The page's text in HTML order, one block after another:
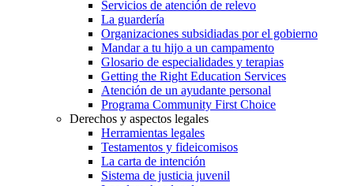
Servicios de atención de relevo
La guardería
Organizaciones subsidiadas por el gobierno
Mandar a tu hijo a un campamento
Glosario de especialidades y terapias
Getting the Right Education Services
Atención de un ayudante personal
Programa Community First Choice
Derechos y aspectos legales
Herramientas legales
Testamentos y fideicomisos
La carta de intención
Sistema de justicia juvenil